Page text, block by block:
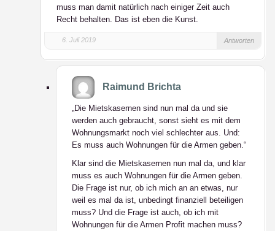
muss man damit natürlich nach einiger Zeit auch
Recht behalten. Das ist eben die Kunst.
6. Juli 2019 Antworten
Raimund Brichta
„Die Mietskasernen sind nun mal da und sie
werden auch gebraucht, sonst sieht es mit dem
Wohnungsmarkt noch viel schlechter aus. Und:
Es muss auch Wohnungen für die Armen geben.“
Klar sind die Mietskasernen nun mal da, und klar
muss es auch Wohnungen für die Armen geben.
Die Frage ist nur, ob ich mich an an etwas, nur
weil es mal da ist, unbedingt finanziell beteiligen
muss? Und die Frage ist auch, ob ich mit
Wohnungen für die Armen Profit machen muss?